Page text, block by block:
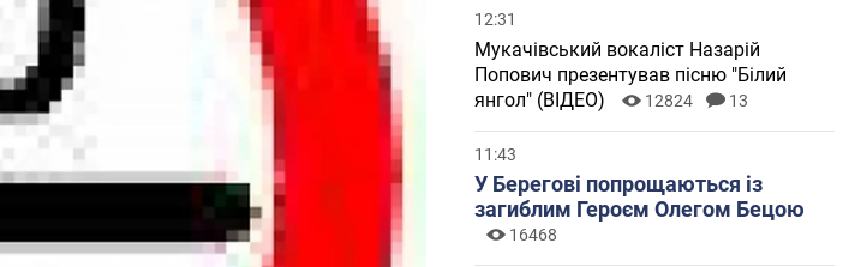
12:31
Мукачівський вокаліст Назарій
Попович презентував пісню "Білий
янгол" (ВІДЕО)
12824 13
11:43
У Берегові попрощаються із
загиблим Героєм Олегом Бецою
16468